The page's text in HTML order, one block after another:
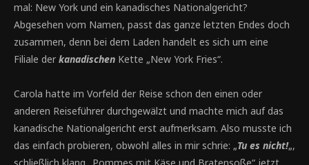
mal: New York und ein kanadisches Nationalgericht?
Abgesehen vom Namen, passt das ganze letzten Endes doch
zusammen, denn bei dem Laden handelt es sich um eine
Filiale der kanadischen Kette „New York Fries“.
Carola hatte im Vorfeld der Reise schon den einen oder
anderen Reiseführer durchgewälzt und machte mich auf das
kanadische Nationalgericht erst aufmerksam. Also musste ich
das einfach probieren, obwohl alles in mir schrie: „Tu es nicht!„,